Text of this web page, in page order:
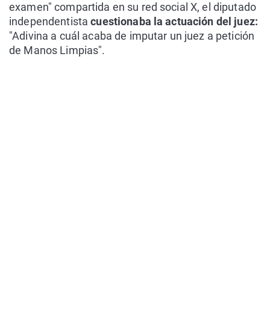
examen" compartida en su red social X, el diputado
independentistacuestionaba la actuación del juez:
"Adivina a cuál acaba de imputar un juez a petición
de Manos Limpias".